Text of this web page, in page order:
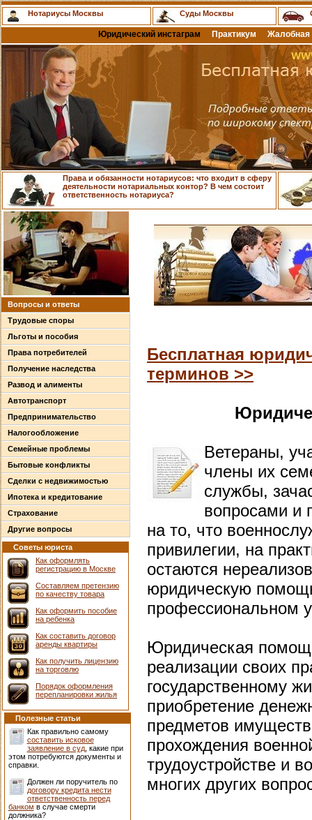
Нотариусы Москвы Суды Москвы
Юридический инстаграм Практикум Жалобная
Права и обязанности нотариусов: что входит в сферу
деятельности нотариальных контор? В чем состоит
ответственность нотариуса?
Вопросы и ответы
Трудовые споры
Льготы и пособия
Права потребителей
Получение наследства
Развод и алименты
Автотранспорт
Предпринимательство
Налогообложение
Семейные проблемы
Бытовые конфликты
Сделки с недвижимостью
Ипотека и кредитование
Страхование
Другие вопросы
Советы юриста
Как оформлять
регистрацию в Москве
Составляем претензию
по качеству товара
Как оформить пособие
на ребенка
Как составить договор
аренды квартиры
Как получить лицензию
на торговлю
Порядок оформления
перепланировки жилья
Полезные статьи
Как правильно самому
составить исковое
заявление в суд, какие при
этом потребуются документы и
справки.
Должен ли поручитель по
договору кредита нести
ответственность перед
банком в случае смерти
должника?
Бесплатная
терминов >>
Ветераны,
члены их
службы,
вопросами и
на то, что
привилегии, на
остаются
юридическую
профессиональном
Юридическая
реализации своих
государственному
приобретение
предметов
прохождения
трудоустройстве и
многих других